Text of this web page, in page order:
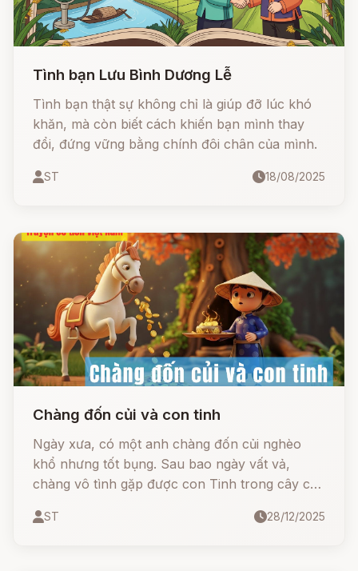
Tình bạn Lưu Bình Dương Lễ
Tình bạn thật sự không chỉ là giúp đỡ lúc khó
khăn, mà còn biết cách khiến bạn mình thay
đổi, đứng vững bằng chính đôi chân của mình.
ST 18/08/2025
Chàng đốn củi và con tinh
Ngày xưa, có một anh chàng đốn củi nghèo
khổ nhưng tốt bụng. Sau bao ngày vất vả,
chàng vô tình gặp được con Tinh trong cây cổ
mâm đồng đầy thức lạ, con ngựa ỉa ra vàng và
ST 28/12/2025